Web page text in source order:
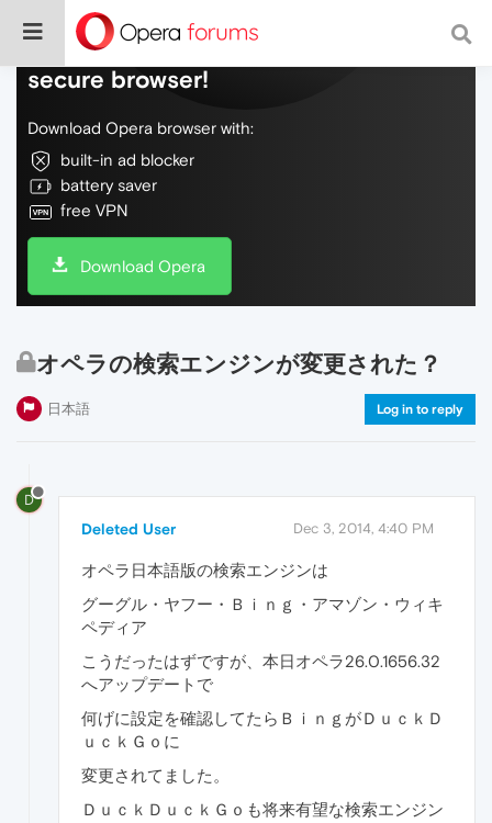
Do more on the web, with a fast and
secure browser!
Download Opera browser with:
built-in ad blocker
battery saver
free VPN
Download Opera
オペラの検索エンジンが変更された？
日本語 Log in to reply
D
Deleted User Dec 3, 2014, 4:40 PM
オペラ日本語版の検索エンジンは
グーグル・ヤフー・Ｂｉｎｇ・アマゾン・ウィキ
ペディア
こうだったはずですが、本日オペラ26.0.1656.32
へアップデートで
何げに設定を確認してたらＢｉｎｇがＤｕｃｋＤ
ｕｃｋＧｏに
変更されてました。
ＤｕｃｋＤｕｃｋＧｏも将来有望な検索エンジン